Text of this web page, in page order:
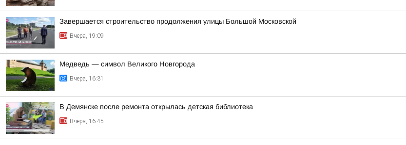
Завершается строительство продолжения улицы Большой Московской
Вчера, 19:09
Медведь — символ Великого Новгорода
Вчера, 16:31
В Демянске после ремонта открылась детская библиотека
Вчера, 16:45